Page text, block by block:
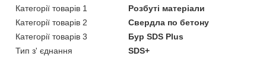
Категорії товарів 1
Розбуті матеріали
Категорії товарів 2
Свердла по бетону
Категорії товарів 3
Бур SDS Plus
Тип з' єднання
SDS+